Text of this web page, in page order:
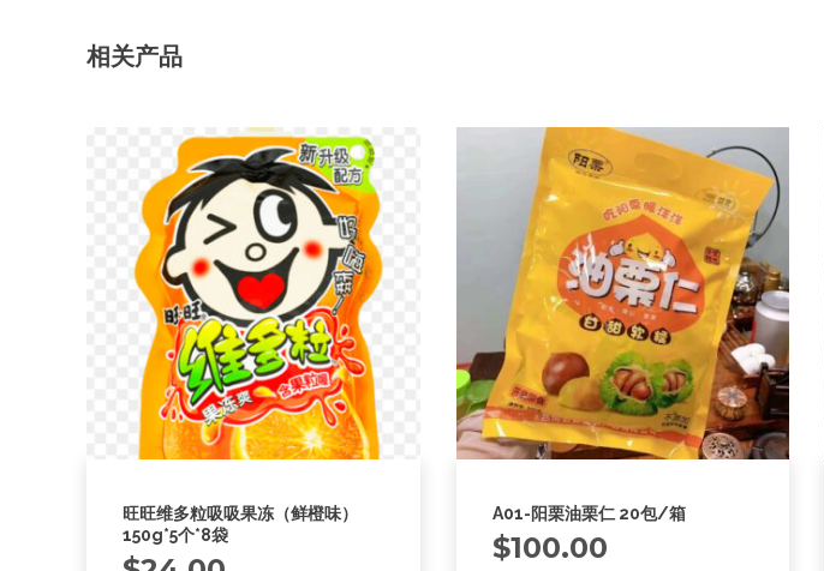
相关产品
旺旺维多粒吸吸果冻（鲜橙味）
150g*5个*8袋
A01-阳栗油栗仁 20包/箱
$100.00